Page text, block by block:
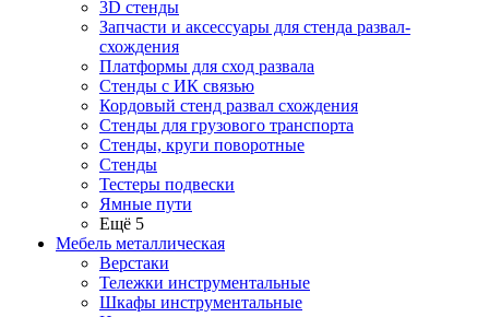
3D стенды
Запчасти и аксессуары для стенда развал-
схождения
Платформы для сход развала
Стенды с ИК связью
Кордовый стенд развал схождения
Стенды для грузового транспорта
Стенды, круги поворотные
Стенды
Тестеры подвески
Ямные пути
Ещё 5
Мебель металлическая
Верстаки
Тележки инструментальные
Шкафы инструментальные